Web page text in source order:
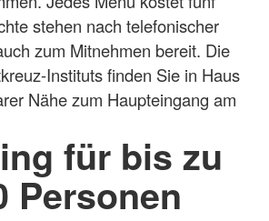
stehen nach telefonischer
zum Mitnehmen bereit. Die
Instituts finden Sie in Haus
Nähe zum Haupteingang am
für bis zu
Personen